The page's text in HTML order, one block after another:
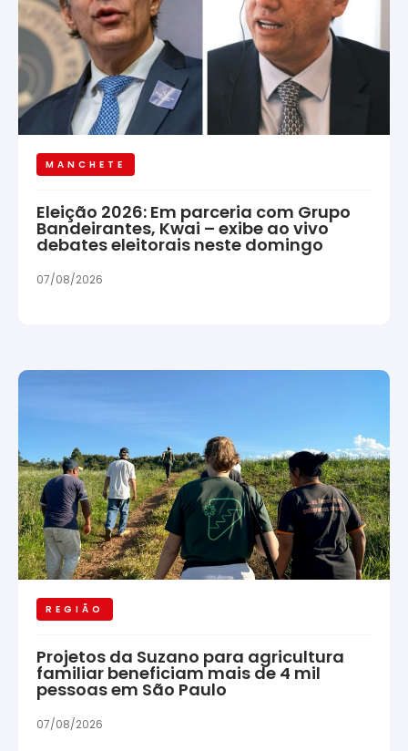
MANCHETE
Eleição 2026: Em parceria com Grupo
Bandeirantes, Kwai – exibe ao vivo
debates eleitorais neste domingo
07/08/2026
REGIÃO
Projetos da Suzano para agricultura
familiar beneficiam mais de 4 mil
pessoas em São Paulo
07/08/2026